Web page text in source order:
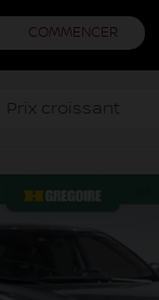
COMMENCER